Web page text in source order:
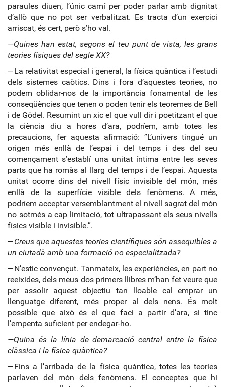
paraules diuen, l’únic camí per poder parlar amb dignitat
d’allò que no pot ser verbalitzat. Es tracta d’un exercici
arriscat, és cert, però s’ho val.
—Quines han estat, segons el teu punt de vista, les grans
teories físiques del segle XX?
—La relativitat especial i general, la física quàntica i l’estudi
dels sistemes caòtics. Dins i fora d’aquestes teories, no
podem oblidar-nos de la importància fonamental de les
conseqüències que tenen o poden tenir els teoremes de Bell
i de Gödel. Resumint un xic el que vull dir i poetitzant el que
la ciència diu a hores d’ara, podríem, amb totes les
precaucions, fer aquesta afirmació: ”L’univers tingué un
origen més enllà de l’espai i del temps i des del seu
començament s’establí una unitat íntima entre les seves
parts que ha romàs al llarg del temps i de l’espai. Aquesta
unitat ocorre dins del nivell físic invisible del món, més
enllà de la superfície visible dels fenòmens. A més,
podríem acceptar versemblantment el nivell sagrat del món
no sotmès a cap limitació, tot ultrapassant els seus nivells
físics visible i invisible.”.
—Creus que aquestes teories científiques són assequibles a
un ciutadà amb una formació no especialitzada?
—N’estic convençut. Tanmateix, les experiències, en part no
reeixides, dels meus dos primers llibres m’han fet veure que
per assolir aquest objectiu tan lloable cal emprar un
llenguatge diferent, més proper al dels nens. És molt
possible que això és el que faci a partir d’ara, si tinc
l’empenta suficient per endegar-ho.
—Quina és la línia de demarcació central entre la física
clàssica i la física quàntica?
—Fins a l’arribada de la física quàntica, totes les teories
parlaven del món dels fenòmens. El conceptes que hi